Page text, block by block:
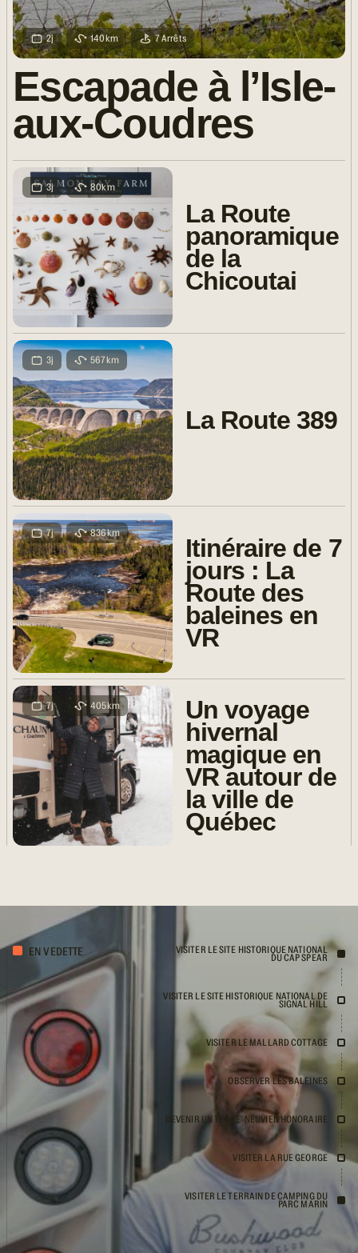
2j 140km 7 Arrêts
Escapade à l’Isle-
aux-Coudres
3j 80km
La Route
panoramique
de la
Chicoutai
3j 567km
La Route 389
7j 836km
Itinéraire de 7
jours : La
Route des
baleines en
VR
7j 405km Un voyage
hivernal
magique en
VR autour de
la ville de
Québec
EN VEDETTE
VISITER LE SITE HISTORIQUE NATIONAL
DU CAP SPEAR
VISITER LE SITE HISTORIQUE NATIONAL DE
SIGNAL HILL
VISITER LE MALLARD COTTAGE
OBSERVER LES BALEINES
DEVENIR UN TERRE-NEUVIEN HONORAIRE
VISITER LA RUE GEORGE
VISITER LE TERRAIN DE CAMPING DU
PARC MARIN